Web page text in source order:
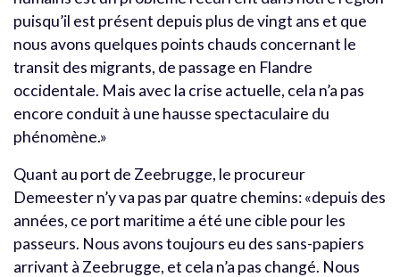
puisqu’il est présent depuis plus de vingt ans et que
nous avons quelques points chauds concernant le
transit des migrants, de passage en Flandre
occidentale. Mais avec la crise actuelle, cela n’a pas
encore conduit à une hausse spectaculaire du
phénomène.»
Quant au port de Zeebrugge, le procureur
Demeester n’y va pas par quatre chemins: «depuis des
années, ce port maritime a été une cible pour les
passeurs. Nous avons toujours eu des sans-papiers
arrivant à Zeebrugge, et cela n’a pas changé. Nous